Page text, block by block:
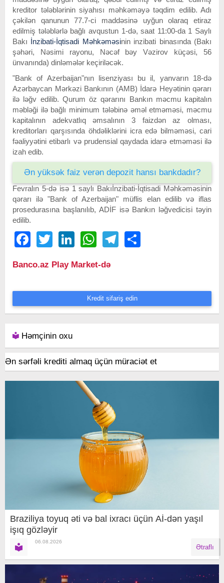
kreditor tələblərinin siyahısı məhkəməyə təqdim edilib. Adı
çəkilən qanunun 77.7-ci maddəsinə uyğun olaraq etiraz
edilmiş tələblərlə bağlı avqustun 1-də, saat 11:00-da 1 Saylı
Bakı İnzibati-İqtisadi Məhkəməsinin inzibati binasında (Bakı
şəhəri, Nəsimi rayonu, Nəcəf bəy Vəzirov küçəsi, 56
ünvanında) dinləmələr keçiriləcək.
"Bank of Azerbaijan"nın lisenziyası bu il, yanvarın 18-də
Azərbaycan Mərkəzi Bankının (AMB) İdarə Heyətinin qərarı
ilə ləğv edilib. Qurum öz qərarını Bankın məcmu kapitalın
məbləği ilə bağlı minimum tələbinə əməl etməməsi, məcmu
kapitalının adekvatlıq əmsalının 3 faizdən az olması,
kreditorları qarşısında öhdəliklərini icra edə bilməməsi, cari
fəaliyyətini etibarlı və prudensial qaydada idarə etməməsi ilə
izah edib.
Ən yüksək faiz verən depozit hansı bankdadır?
Fevralın 5-də isə 1 saylı Bakıİnzibati-İqtisadi Məhkəməsinin
qərarı ilə "Bank of Azerbaijan" müflis elan edilib və iflas
prosedurasına başlanılıb, ADİF isə Bankın ləğvedicisi təyin
edilib.
FacebookTwitter LinkedIn WhatsAppTelegram
Banco.az Play Market-də
Kredit sifariş edin
Həmçinin oxu
Ən sərfəli krediti almaq üçün müraciət et
Braziliya toyuq əti və bal ixracı üçün Aİ-dən yaşıl
işıq gözləyir
06.08.2026
Ətraflı